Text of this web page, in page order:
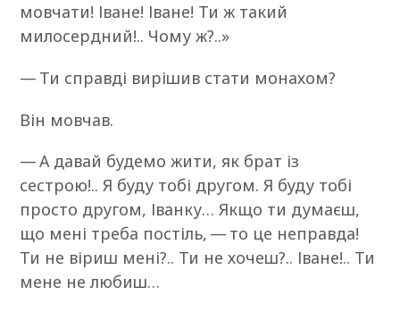
мовчати! Іване! Іване! Ти ж такий
милосердний!.. Чому ж?..»
— Ти справді вирішив стати монахом?
Він мовчав.
— А давай будемо жити, як брат із
сестрою!.. Я буду тобі другом. Я буду тобі
просто другом, Іванку… Якщо ти думаєш,
що мені треба постіль, — то це неправда!
Ти не віриш мені?.. Ти не хочеш?.. Іване!.. Ти
мене не любиш…